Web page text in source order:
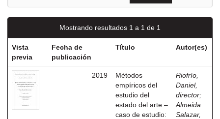
Mostrando resultados 1 a 1 de 1
Vista
previa
Fecha de
publicación
Título Autor(es)
2019
Métodos
empíricos del
estudio del
estado del arte –
caso de estudio:
Riofrío,
Daniel,
director;
Almeida
Salazar,